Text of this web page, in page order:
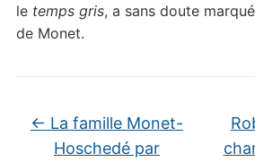
le temps gris, a sans doute
de Monet.
← La famille Monet-
Hoschedé par